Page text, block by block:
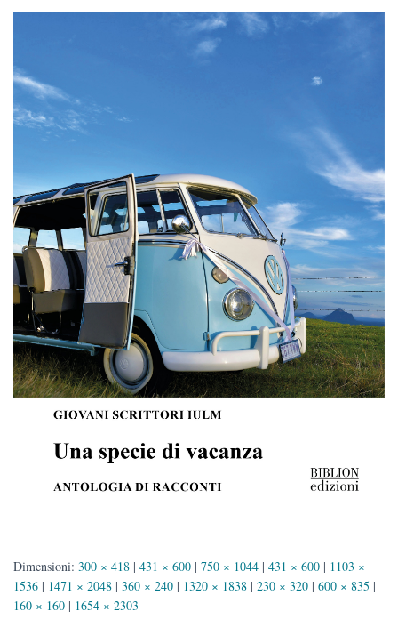
Dimensioni: 300 × 418 | 431 × 600 | 750 × 1044 | 431 × 600 | 1103 ×
1536 | 1471 × 2048 | 360 × 240 | 1320 × 1838 | 230 × 320 | 600 × 835 |
160 × 160 | 1654 × 2303